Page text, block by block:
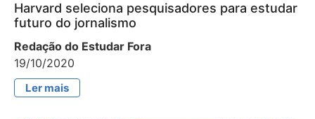
Harvard seleciona pesquisadores para estudar
futuro do jornalismo
Redação do Estudar Fora
19/10/2020
Ler mais